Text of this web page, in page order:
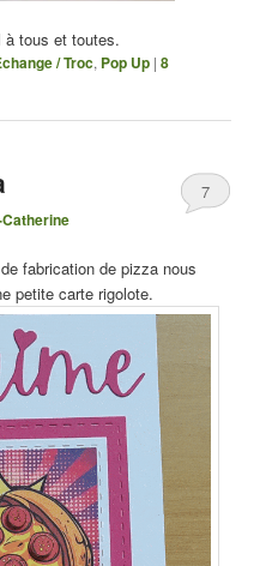
tous et toutes.
/ Troc, Pop Up |8
7
fabrication de pizza nous
petite carte rigolote.